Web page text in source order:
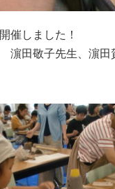
催しました！
田敬子先生、濵田